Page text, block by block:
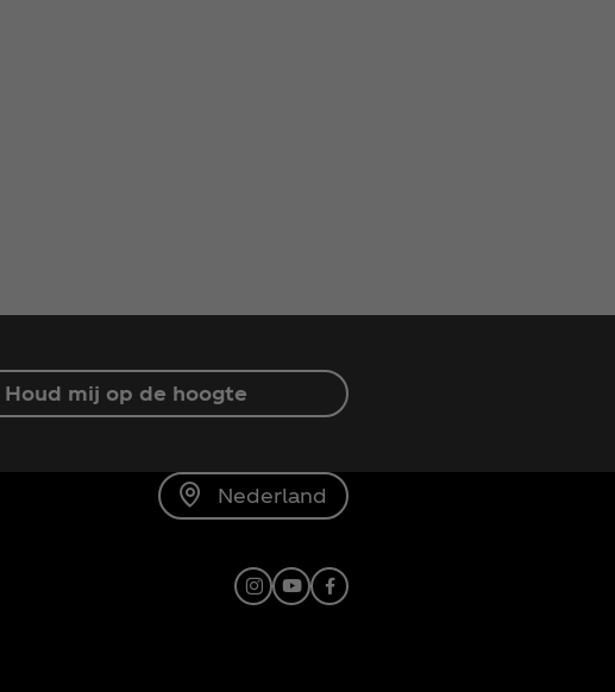
Houd mij op de hoogte
Nederland
Instagram
YoutubeFacebook